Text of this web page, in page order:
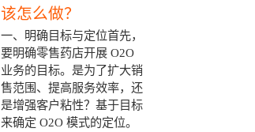
该怎么做？
一、明确目标与定位首先，
要明确零售药店开展 O2O
业务的目标。是为了扩大销
售范围、提高服务效率，还
是增强客户粘性？基于目标
来确定 O2O 模式的定位。